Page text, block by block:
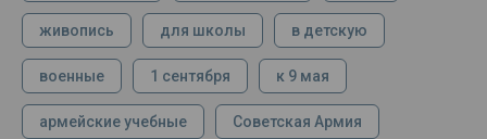
живопись для школы в детскую
военные 1 сентября к 9 мая
армейские учебные Советская Армия